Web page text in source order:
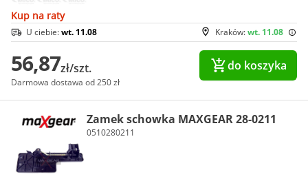
Kup na raty
Kraków:wt. 11.08
U ciebie:wt. 11.08
56,87zł/szt.
Darmowa dostawa od 250 zł
do koszyka
Zamek schowka MAXGEAR 28-0211
0510280211